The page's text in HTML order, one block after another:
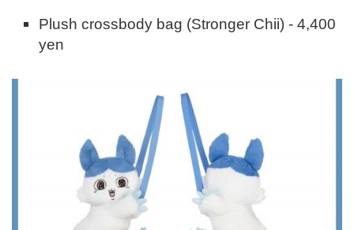
Plush crossbody bag (Stronger Chii) - 4,400
yen